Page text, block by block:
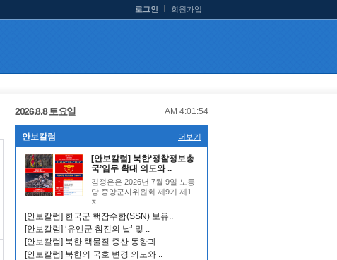
로그인 회원가입
2026.8.8 토요일 AM 4:01:55
안보칼럼 더보기
[안보칼럼] 북한‘정찰정보총
국’임무 확대 의도와 ..
김정은은 2026년 7월 9일 노동
당 중앙군사위원회 제9기 제1
차 ..
[안보칼럼] 한국군 핵잠수함(SSN) 보유..
[안보칼럼] ‘유엔군 참전의 날’ 및 ..
[안보칼럼] 북한 핵물질 증산 동향과 ..
[안보칼럼] 북한의 국호 변경 의도와 ..